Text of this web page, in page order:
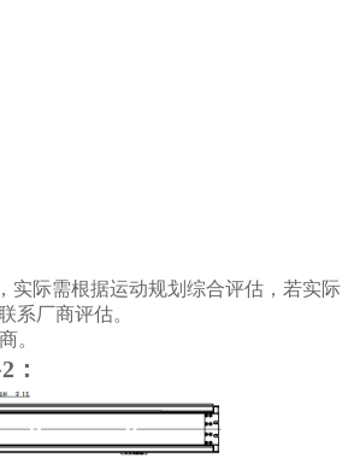
实际需根据运动规划综合评估，若实际
系厂商评估。
。
：